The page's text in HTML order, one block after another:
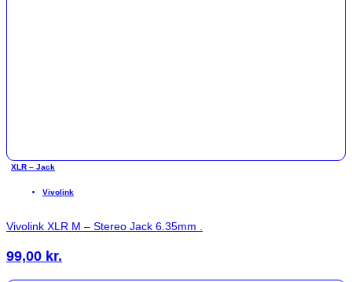
XLR – Jack
Vivolink
Vivolink XLR M – Stereo Jack 6.35mm .
99,00 kr.